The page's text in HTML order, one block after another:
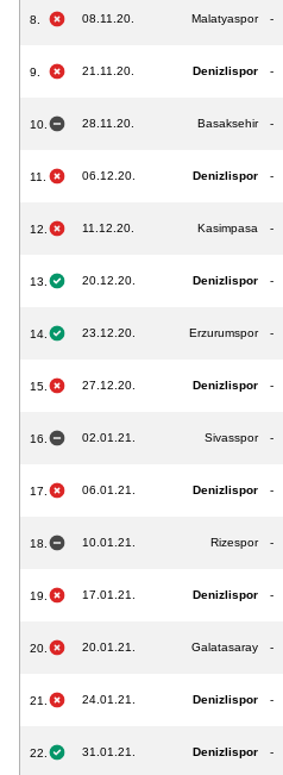
8. 08.11.20. Malatyaspor -
9. 21.11.20. Denizlispor -
10. 28.11.20. Basaksehir -
11. 06.12.20. Denizlispor -
12. 11.12.20. Kasimpasa -
13. 20.12.20. Denizlispor -
14. 23.12.20. Erzurumspor -
15. 27.12.20. Denizlispor -
16. 02.01.21. Sivasspor -
17. 06.01.21. Denizlispor -
18. 10.01.21. Rizespor -
19. 17.01.21. Denizlispor -
20. 20.01.21. Galatasaray -
21. 24.01.21. Denizlispor -
22. 31.01.21. Denizlispor -